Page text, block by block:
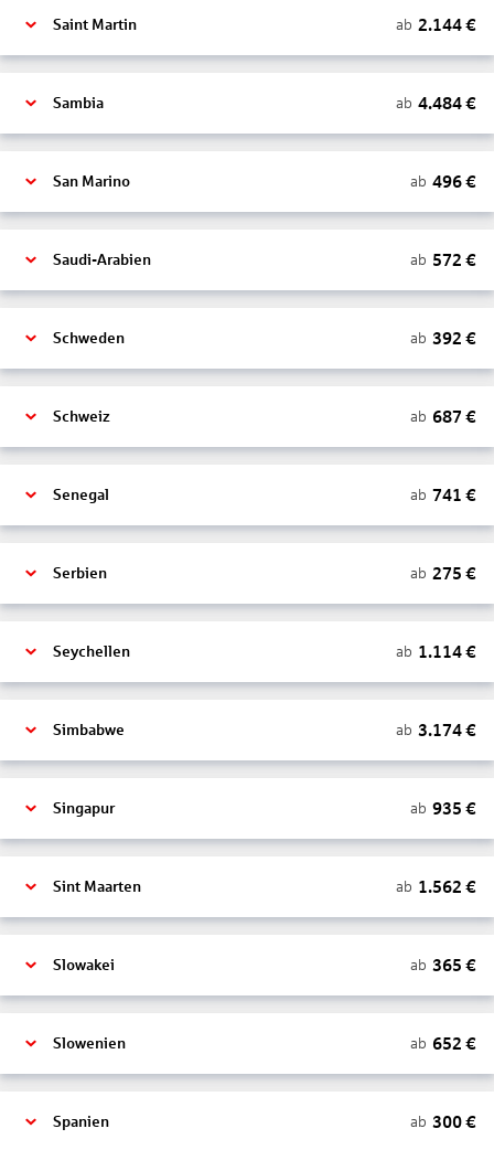
Saint Martin ab 2.144€
Sambia ab 4.484€
San Marino ab 496€
Saudi-Arabien ab 572 €
Schweden ab 392 €
Schweiz ab 687 €
Senegal ab 741 €
Serbien ab 275 €
Seychellen ab 1.114€
Simbabwe ab 3.174€
Singapur ab 935 €
Sint Maarten ab 1.562 €
Slowakei ab 365 €
Slowenien ab 652 €
Spanien ab 300€